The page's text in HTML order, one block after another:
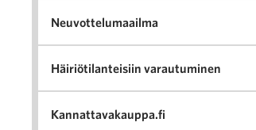
Neuvottelumaailma
Häiriötilanteisiin varautuminen
Kannattavakauppa.fi